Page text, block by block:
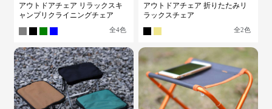
アウトドアチェア リラックスキ
ャンプリクライニングチェア
全4色
アウトドアチェア 折りたたみリ
ラックスチェア
全2色